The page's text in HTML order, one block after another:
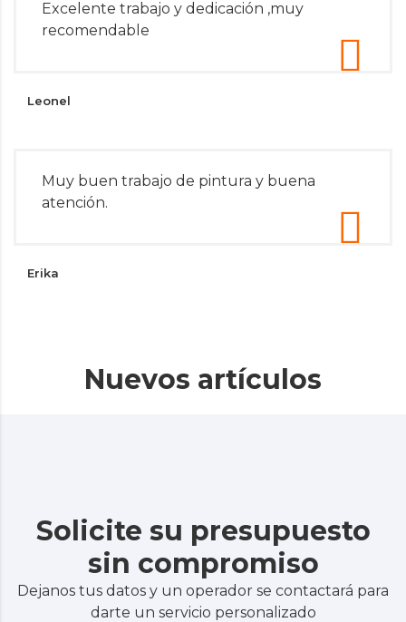
Excelente trabajo y dedicación ,muy
recomendable
Leonel
Muy buen trabajo de pintura y buena
atención.
Erika
Nuevos artículos
Solicite su presupuesto
sin compromiso
Dejanos tus datos y un operador se contactará para
darte un servicio personalizado